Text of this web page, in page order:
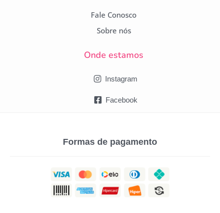
Fale Conosco
Sobre nós
Onde estamos
Instagram
Facebook
Formas de pagamento